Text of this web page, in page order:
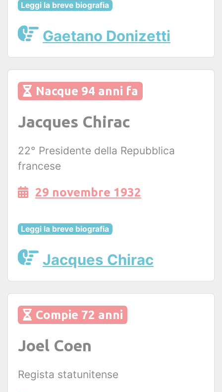
Leggi la breve biografia
Gaetano Donizetti
Nacque 94 anni fa
Jacques Chirac
22° Presidente della Repubblica
francese
29 novembre 1932
Leggi la breve biografia
Jacques Chirac
Compie 72 anni
Joel Coen
Regista statunitense